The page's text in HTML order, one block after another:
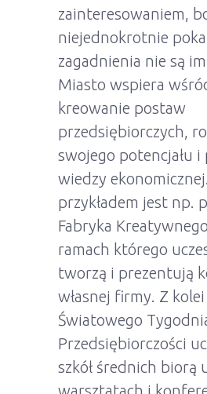
zainteresowaniem,
niejednokrotnie
zagadnienia nie są
Miasto wspiera
kreowanie postaw
przedsiębiorczych,
swojego potencjału i
wiedzy
przykładem jest np.
Fabryka
ramach którego
tworzą i prezentują
własnej firmy. Z
Światowego
Przedsiębiorczości
szkół średnich biorą